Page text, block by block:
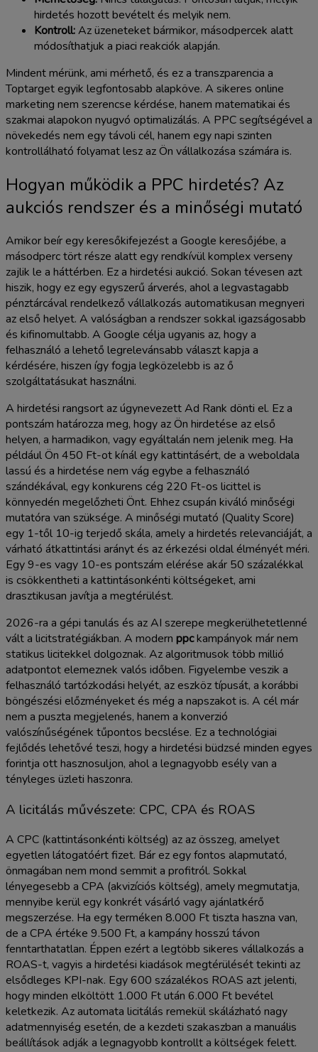
hirdetés hozott bevételt és melyik nem.
Kontroll:Az üzeneteket bármikor, másodpercek alatt
módosíthatjuk a piaci reakciók alapján.
Mindent mérünk, ami mérhető, és ez a transzparencia a
Toptarget egyik legfontosabb alapköve. A sikeres online
marketing nem szerencse kérdése, hanem matematikai és
szakmai alapokon nyugvó optimalizálás. A PPC segítségével a
növekedés nem egy távoli cél, hanem egy napi szinten
kontrollálható folyamat lesz az Ön vállalkozása számára is.
Hogyan működik a PPC hirdetés? Az
aukciós rendszer és a minőségi mutató
Amikor beír egy keresőkifejezést a Google keresőjébe, a
másodperc tört része alatt egy rendkívül komplex verseny
zajlik le a háttérben. Ez a hirdetési aukció. Sokan tévesen azt
hiszik, hogy ez egy egyszerű árverés, ahol a legvastagabb
pénztárcával rendelkező vállalkozás automatikusan megnyeri
az első helyet. A valóságban a rendszer sokkal igazságosabb
és kifinomultabb. A Google célja ugyanis az, hogy a
felhasználó a lehető legrelevánsabb választ kapja a
kérdésére, hiszen így fogja legközelebb is az ő
szolgáltatásukat használni.
A hirdetési rangsort az úgynevezett Ad Rank dönti el. Ez a
pontszám határozza meg, hogy az Ön hirdetése az első
helyen, a harmadikon, vagy egyáltalán nem jelenik meg. Ha
például Ön 450 Ft-ot kínál egy kattintásért, de a weboldala
lassú és a hirdetése nem vág egybe a felhasználó
szándékával, egy konkurens cég 220 Ft-os licittel is
könnyedén megelőzheti Önt. Ehhez csupán kiváló minőségi
mutatóra van szüksége. A minőségi mutató (Quality Score)
egy 1-től 10-ig terjedő skála, amely a hirdetés relevanciáját, a
várható átkattintási arányt és az érkezési oldal élményét méri.
Egy 9-es vagy 10-es pontszám elérése akár 50 százalékkal
is csökkentheti a kattintásonkénti költségeket, ami
drasztikusan javítja a megtérülést.
2026-ra a gépi tanulás és az AI szerepe megkerülhetetlenné
vált a licitstratégiákban. A modern ppckampányok már nem
statikus licitekkel dolgoznak. Az algoritmusok több millió
adatpontot elemeznek valós időben. Figyelembe veszik a
felhasználó tartózkodási helyét, az eszköz típusát, a korábbi
böngészési előzményeket és még a napszakot is. A cél már
nem a puszta megjelenés, hanem a konverzió
valószínűségének tűpontos becslése. Ez a technológiai
fejlődés lehetővé teszi, hogy a hirdetési büdzsé minden egyes
forintja ott hasznosuljon, ahol a legnagyobb esély van a
tényleges üzleti haszonra.
A licitálás művészete: CPC, CPA és ROAS
A CPC (kattintásonkénti költség) az az összeg, amelyet
egyetlen látogatóért fizet. Bár ez egy fontos alapmutató,
önmagában nem mond semmit a profitról. Sokkal
lényegesebb a CPA (akvizíciós költség), amely megmutatja,
mennyibe kerül egy konkrét vásárló vagy ajánlatkérő
megszerzése. Ha egy terméken 8.000 Ft tiszta haszna van,
de a CPA értéke 9.500 Ft, a kampány hosszú távon
fenntarthatatlan. Éppen ezért a legtöbb sikeres vállalkozás a
ROAS-t, vagyis a hirdetési kiadások megtérülését tekinti az
elsődleges KPI-nak. Egy 600 százalékos ROAS azt jelenti,
hogy minden elköltött 1.000 Ft után 6.000 Ft bevétel
keletkezik. Az automata licitálás remekül skálázható nagy
adatmennyiség esetén, de a kezdeti szakaszban a manuális
beállítások adják a legnagyobb kontrollt a költségek felett.